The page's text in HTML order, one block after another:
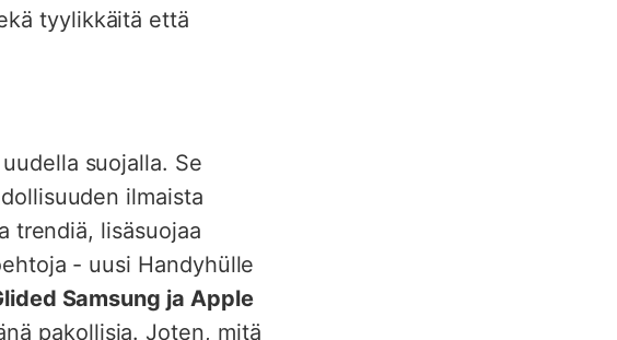
tyylikkäitä että
suojalla. Se
ilmaista
trendiä, lisäsuojaa
- uusi Handyhülle
Samsung ja Apple
pakollisia. Joten, mitä